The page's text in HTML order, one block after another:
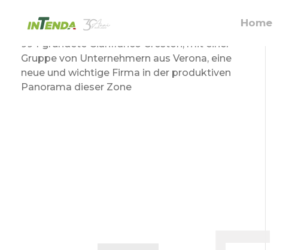
Home
Über uns
994 gründete Gianfranco Creston, mit einer
Gruppe von Unternehmern aus Verona, eine
neue und wichtige Firma in der produktiven
Panorama dieser Zone